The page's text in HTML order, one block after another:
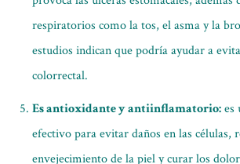
respiratorios como la tos, el asma y la
estudios indican que podría ayudar a
colorrectal.
Es antioxidante y antiinflamatorio:es
efectivo para evitar daños en las células,
envejecimiento de la piel y curar los